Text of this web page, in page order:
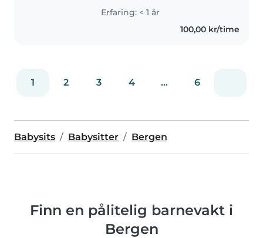
family. Im encouraged to work
with different families. Im
responsible, and i adapt..
Erfaring: < 1 år
100,00 kr/time
1 2 3 4 ... 6
Babysits Babysitter Bergen
Finn en pålitelig barnevakt i
Bergen